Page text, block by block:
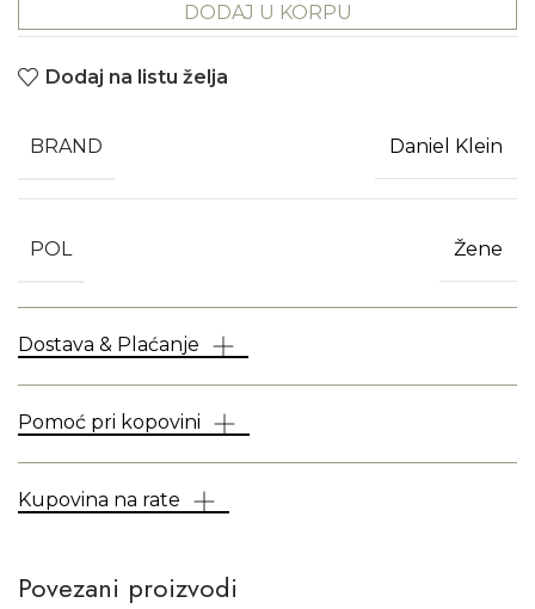
DODAJ U KORPU
Dodaj na listu želja
BRAND Daniel Klein
POL Žene
Dostava & Plaćanje
Pomoć pri kopovini
Kupovina na rate
Povezani proizvodi